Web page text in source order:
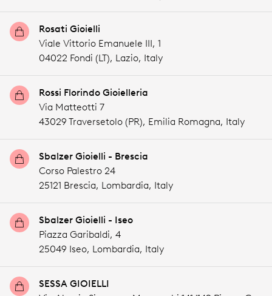
Rosati Gioielli
Viale Vittorio Emanuele III, 1
04022 Fondi (LT), Lazio, Italy
Rossi Florindo Gioielleria
Via Matteotti 7
43029 Traversetolo (PR), Emilia Romagna, Italy
Sbalzer Gioielli - Brescia
Corso Palestro 24
25121 Brescia, Lombardia, Italy
Sbalzer Gioielli - Iseo
Piazza Garibaldi, 4
25049 Iseo, Lombardia, Italy
SESSA GIOIELLI